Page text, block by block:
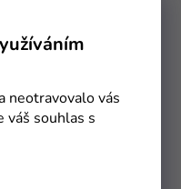
neotravovalo vás
váš souhlas s